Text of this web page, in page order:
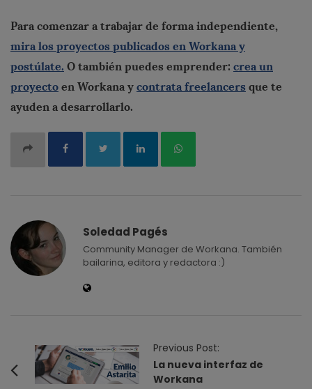
Para comenzar a trabajar de forma independiente,
mira los proyectos publicados en Workana y
postúlate. O también puedes emprender: crea un
proyecto en Workana y contrata freelancers que te
ayuden a desarrollarlo.
Soledad Pagés
Community Manager de Workana. También
bailarina, editora y redactora :)
Previous Post:
La nueva interfaz de
Workana